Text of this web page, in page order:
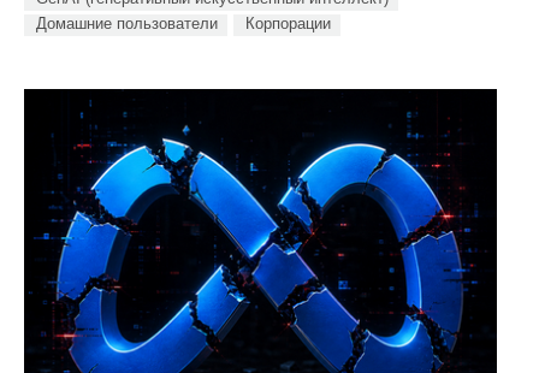
Домашние пользователи
Корпорации